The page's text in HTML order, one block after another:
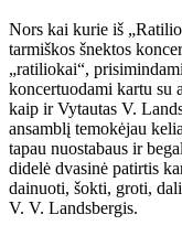
Nors kai kurie iš
tarmiškos šnektos
„ratiliokai“,
koncertuodami kartu su
kaip ir Vytautas V.
ansamblį temokėjau
tapau nuostabaus ir
didelė dvasinė patirtis
dainuoti, šokti, groti,
V. V. Landsbergis.